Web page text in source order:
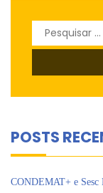
Pesquisar
POSTS
CONDEMAT+ e Sesc